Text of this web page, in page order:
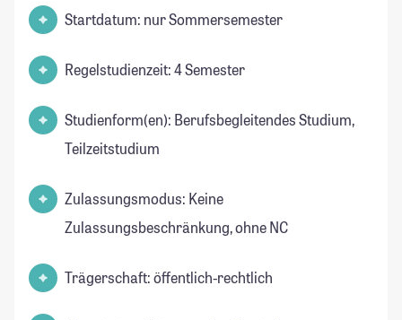
Startdatum: nur Sommersemester
Regelstudienzeit: 4 Semester
Studienform(en): Berufsbegleitendes Studium,
Teilzeitstudium
Zulassungsmodus: Keine
Zulassungsbeschränkung, ohne NC
Trägerschaft: öffentlich-rechtlich